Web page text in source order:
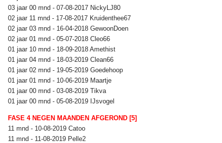
03 jaar 00 mnd - 07-08-2017 NickyLJ80
02 jaar 11 mnd - 17-08-2017 Kruidenthee67
02 jaar 03 mnd - 16-04-2018 GewoonDoen
02 jaar 01 mnd - 05-07-2018 Cleo66
01 jaar 10 mnd - 18-09-2018 Amethist
01 jaar 04 mnd - 18-03-2019 Clean66
01 jaar 02 mnd - 19-05-2019 Goedehoop
01 jaar 01 mnd - 10-06-2019 Maartje
01 jaar 00 mnd - 03-08-2019 Tikva
01 jaar 00 mnd - 05-08-2019 IJsvogel
FASE 4 NEGEN MAANDEN AFGEROND [5]
11 mnd - 10-08-2019 Catoo
11 mnd - 11-08-2019 Pelle2